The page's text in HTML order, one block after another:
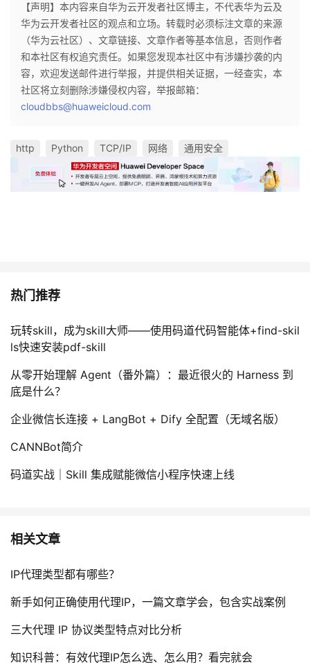
【声明】本内容来自华为云开发者社区博主，不代表华为云及
华为云开发者社区的观点和立场。转载时必须标注文章的来源
（华为云社区）、文章链接、文章作者等基本信息，否则作者
和本社区有权追究责任。如果您发现本社区中有涉嫌抄袭的内
容，欢迎发送邮件进行举报，并提供相关证据，一经查实，本
社区将立刻删除涉嫌侵权内容，举报邮箱：
cloudbbs@huaweicloud.com
http Python TCP/IP 网络 通用安全
热门推荐
玩转skill，成为skill大师——使用码道代码智能体+find-skil
ls快速安装pdf-skill
从零开始理解 Agent（番外篇）：最近很火的 Harness 到
底是什么？
企业微信长连接 + LangBot + Dify 全配置（无域名版）
CANNBot简介
码道实战｜Skill 集成赋能微信小程序快速上线
相关文章
IP代理类型都有哪些？
新手如何正确使用代理IP，一篇文章学会，包含实战案例
三大代理 IP 协议类型特点对比分析
知识科普：有效代理IP怎么选、怎么用？看完就会